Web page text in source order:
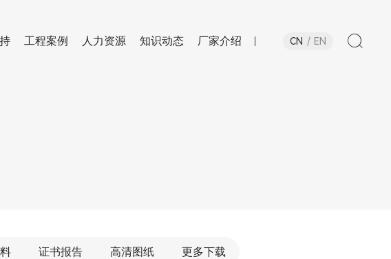
工程案例 人力资源 知识动态 厂家介绍 CN EN
证书报告 高清图纸 更多下载